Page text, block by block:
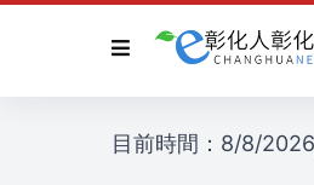
目前時間：8/8/